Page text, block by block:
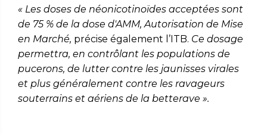
« Les doses de néonicotinoïdes acceptées sont
de 75 % de la dose d'AMM, Autorisation de Mise
en Marché, précise également l’ITB. Ce dosage
permettra, en contrôlant les populations de
pucerons, de lutter contre les jaunisses virales
et plus généralement contre les ravageurs
souterrains et aériens de la betterave ».